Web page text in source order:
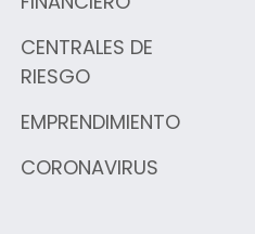
CENTRALES DE
RIESGO
EMPRENDIMIENTO
CORONAVIRUS